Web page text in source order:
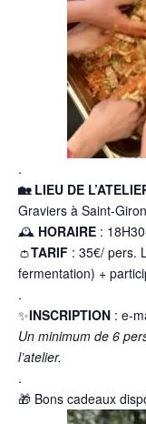
.
🏡 LIEU DE
Graviers à Saint-
🕰 HORAIRE :
👛TARIF : 35€/ pers.
fermentation) +
.
✨INSCRIPTION : e-
Un minimum de 6
l’atelier.
.
🎁 Bons cadeaux